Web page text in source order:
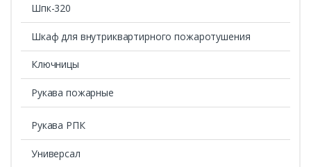
Шпк-320
Шкаф для внутриквартирного пожаротушения
Ключницы
Рукава пожарные
Рукава РПК
Универсал